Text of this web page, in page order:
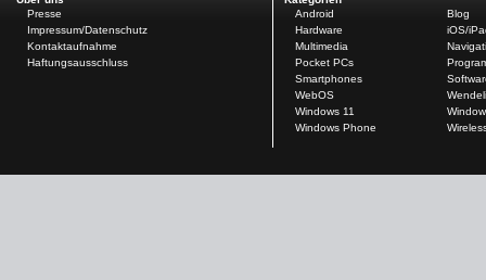
Presse
Impressum/Datenschutz
Kontaktaufnahme
Haftungsausschluss
Android
Blog
Hardware
iOS/
Multimedia
Pocket PCs
Smartphones
WebOS
Windows 11
Windows Phone